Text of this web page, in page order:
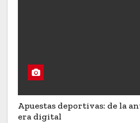
Apuestas deportivas: de la
era digital